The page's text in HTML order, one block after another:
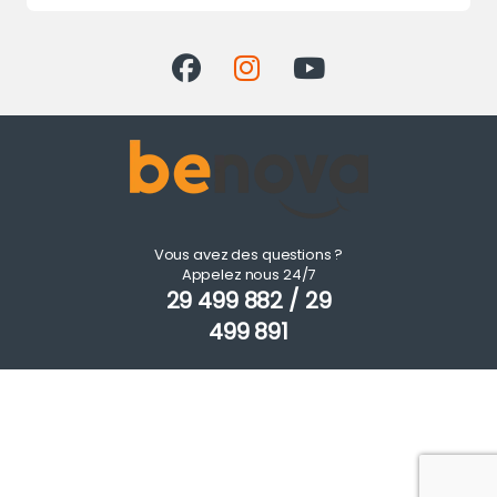
Vous avez des questions ?
Appelez nous 24/7
29 499 882 / 29
499 891